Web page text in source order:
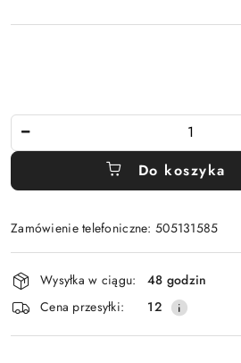
Do koszyka
Zamówienie telefoniczne: 505131585
Wyślij
Dostępność
i
dostawa
Wysyłka w ciągu:
48 godzin
Cena przesyłki:
12